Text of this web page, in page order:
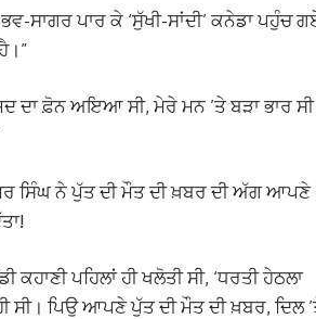
ਪਾਰ ਕੇ ‘ਸੁੱਖੀ-ਸਾਂਦੀ’ ਕਨੇਡਾ ਪਹੁੰਚ
ਦਾ ਫ਼ੋਨ ਅਇਆ ਸੀ, ਮੇਰੇ ਮਨ ’ਤੇ ਬੜਾ ਭਾਰ
ਸਿੰਘ ਨੇ ਪੁੱਤ ਦੀ ਮੌਤ ਦੀ ਖ਼ਬਰ ਦੀ ਅੱਗ ਆਪਣੇ
ਪਹਿਲਾਂ ਹੀ ਖਲੋਤੀ ਸੀ, ‘ਧਰਤੀ ਹੇਠਲਾ
ਸੀ। ਪਿਉ ਆਪਣੇ ਪੁੱਤ ਦੀ ਮੌਤ ਦੀ ਖ਼ਬਰ, ਦਿਲ